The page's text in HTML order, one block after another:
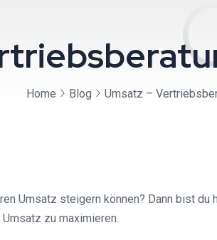
Home Blog Umsatz –
Umsatz steigern können? Dann bist
zu maximieren.